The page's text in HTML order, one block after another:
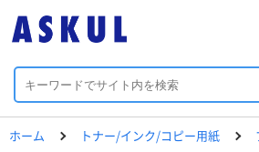
ホーム トナー/インク/コピー用紙